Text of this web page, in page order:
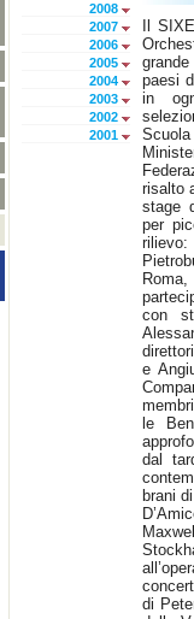
2008
2007
2006
2005
2004
2003
2002
2001
Il
paesi
in
risalto
stage
per
con
e
le
dal
brani
di